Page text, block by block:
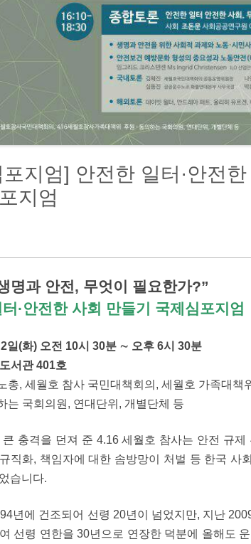
지엄] 안전한 일터·안전한
지엄
명과 안전, 무엇이 필요한가?”
·안전한 사회 만들기 국제심포지엄
일(화) 오전 10시 30분 ∼ 오후 6시 30분
서관 401호
총, 세월호 참사 국민대책회의, 세월호 가족대책
는 국회의원, 연대단위, 개별단체 등
충격을 던져 준 4.16 세월호 참사는 안전 규제
직화, 책임자에 대한 솜방망이 처벌 등 한국 사
습니다.
년에 건조되어 선령 20년이 넘었지만, 지난
선령 연한을 30년으로 연장한 덕분에 올해도